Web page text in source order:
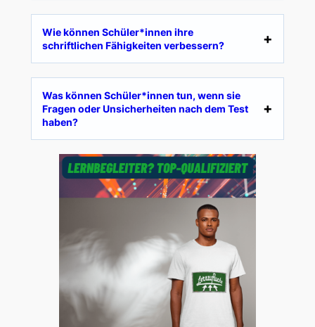
Wie können Schüler*innen ihre
schriftlichen Fähigkeiten verbessern?
Was können Schüler*innen tun, wenn sie
Fragen oder Unsicherheiten nach dem Test
haben?